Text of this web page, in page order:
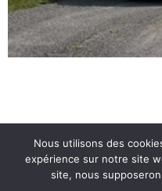
© 2026 Routes du
free using
Nous utilisons des
expérience sur notre site
site, nous